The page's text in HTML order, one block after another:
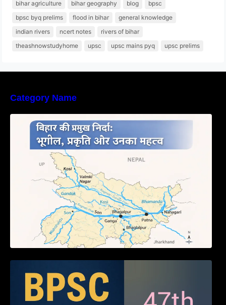
bihar agriculture bihar geography blog
bpsc
bpsc byq prelims
flood in bihar
general knowledge
indian rivers
ncert notes
rivers of bihar
theashnowstudyhome
upsc upsc mains pyq upsc prelims
Category Name
बिहार की नदियों का विस्तृत अध्ययन | Geography of
Rivers in Bihar
Answers (Part – 01)